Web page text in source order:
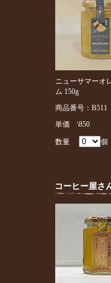
ニューサマーオ
ム 150g
商品番号：B511
単価 \850
数量 個
コーヒー屋さ